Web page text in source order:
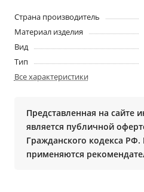
Страна производитель
Материал изделия
Вид
Тип
Все характеристики
Представленная на сайте
является публичной
Гражданского кодекса
применяются